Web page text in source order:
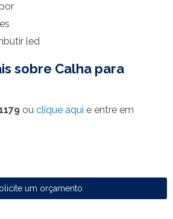
led
sobre Calha para
ou clique aqui e entre em
um orçamento